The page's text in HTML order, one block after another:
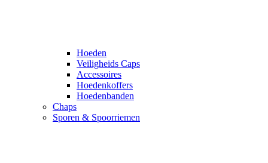
Hoeden
Veiligheids Caps
Accessoires
Hoedenkoffers
Hoedenbanden
Chaps
Sporen & Spoorriemen